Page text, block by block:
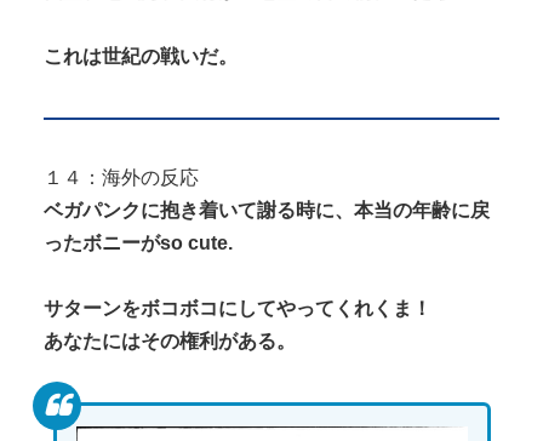
これは世紀の戦いだ。
１４：海外の反応
ベガパンクに抱き着いて謝る時に、本当の年齢に戻
ったボニーがso cute.
サターンをボコボコにしてやってくれくま！
あなたにはその権利がある。